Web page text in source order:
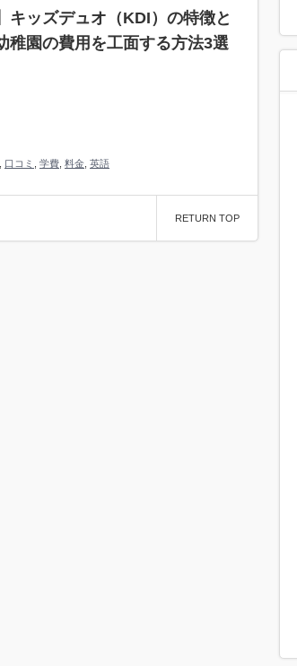
キッズデュオ（KDI）の特徴と
稚園の費用を工面する方法3選
口コミ 学費 料金 英語
RETURN TOP